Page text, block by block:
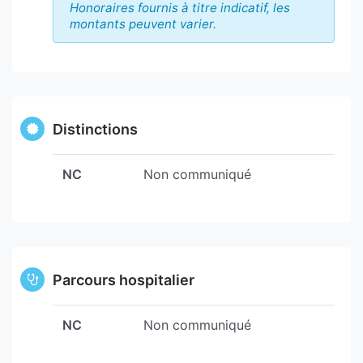
Honoraires fournis à titre indicatif, les
montants peuvent varier.
Distinctions
NC Non communiqué
Parcours hospitalier
NC Non communiqué